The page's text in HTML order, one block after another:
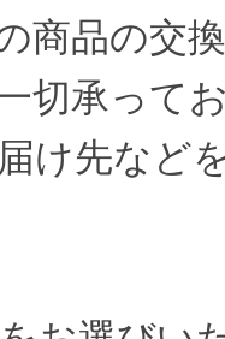
商品の交
切承って
け先など